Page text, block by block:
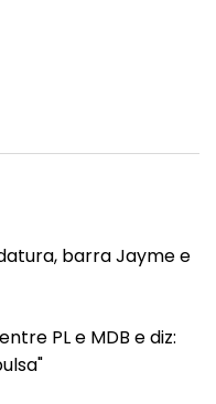
através do
por meio de
campanha de
em idosos,
barra Jayme e
PL e MDB e diz: